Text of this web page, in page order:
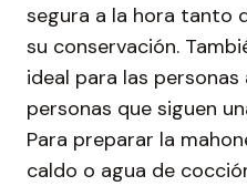
segura a la hora tanto
su conservación.
ideal para las personas
personas que siguen
Para preparar la
caldo o agua de